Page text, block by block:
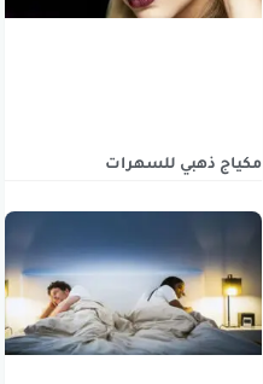
مكياج ذهبي للسهرات